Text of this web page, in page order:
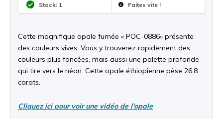
Stock: 1 Faites vite !
Cette magnifique opale fumée « POC-0886» présente
des couleurs vives. Vous y trouverez rapidement des
couleurs plus foncées, mais aussi une palette profonde
qui tire vers le néon. Cette opale éthiopienne pèse 26.8
carats.
Cliquez ici pour voir une vidéo de l'opale